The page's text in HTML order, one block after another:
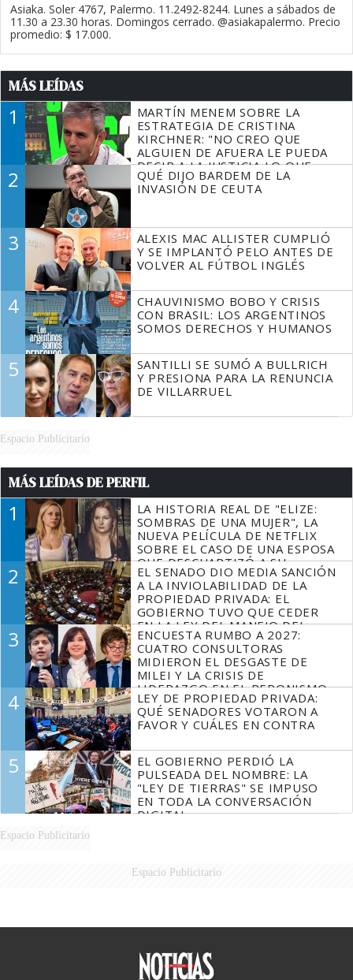
Asiaka. Soler 4767, Palermo. 11.2492-8244. Lunes a sábados de
11.30 a 23.30 horas. Domingos cerrado. @asiakapalermo. Precio
promedio: $ 17.000.
MÁS LEÍDAS
1
MARTÍN MENEM SOBRE LA
ESTRATEGIA DE CRISTINA
KIRCHNER: "NO CREO QUE
ALGUIEN DE AFUERA LE PUEDA
DECIR A LA JUSTICIA LO QUE
TIENE QUE HACER"
2
QUÉ DIJO BARDEM DE LA
INVASIÓN DE CEUTA
3
ALEXIS MAC ALLISTER CUMPLIÓ
Y SE IMPLANTÓ PELO ANTES DE
VOLVER AL FÚTBOL INGLÉS
4
CHAUVINISMO BOBO Y CRISIS
CON BRASIL: LOS ARGENTINOS
SOMOS DERECHOS Y HUMANOS
5
SANTILLI SE SUMÓ A BULLRICH
Y PRESIONA PARA LA RENUNCIA
DE VILLARRUEL
Espacio Publicitario
MÁS LEÍDAS DE PERFIL
1
LA HISTORIA REAL DE "ELIZE:
SOMBRAS DE UNA MUJER", LA
NUEVA PELÍCULA DE NETFLIX
SOBRE EL CASO DE UNA ESPOSA
QUE DESCUARTIZÓ A SU
MARIDO
2
EL SENADO DIO MEDIA SANCIÓN
A LA INVIOLABILIDAD DE LA
PROPIEDAD PRIVADA: EL
GOBIERNO TUVO QUE CEDER
EN LA LEY DEL MANEJO DEL
FUEGO
3
ENCUESTA RUMBO A 2027:
CUATRO CONSULTORAS
MIDIERON EL DESGASTE DE
MILEI Y LA CRISIS DE
LIDERAZGO EN EL PERONISMO
4
LEY DE PROPIEDAD PRIVADA:
QUÉ SENADORES VOTARON A
FAVOR Y CUÁLES EN CONTRA
5
EL GOBIERNO PERDIÓ LA
PULSEADA DEL NOMBRE: LA
"LEY DE TIERRAS" SE IMPUSO
EN TODA LA CONVERSACIÓN
DIGITAL
Espacio Publicitario
Espacio Publicitario